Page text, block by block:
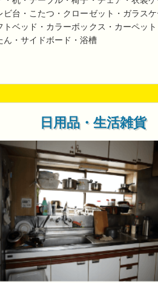
ビ台・こたつ・クローゼット・ガラス
トベッド・カラーボックス・カーペット
ん・サイドボード・浴槽
日用品・生活雑貨